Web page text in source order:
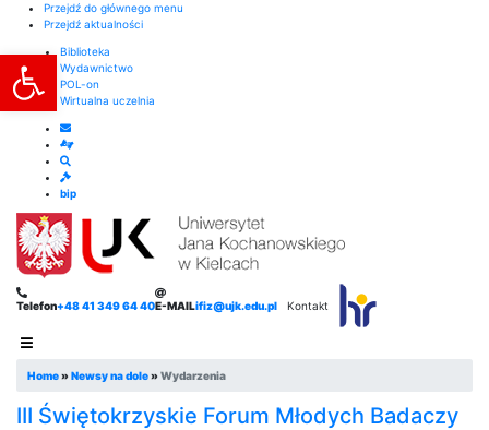
Otwórz pasek narzędzi
Przejdź do głównego menu
Przejdź aktualności
Biblioteka
Wydawnictwo
POL-on
Wirtualna uczelnia
bip
Telefon+48 41 349 64 40E-MAILifiz@ujk.edu.pl Kontakt
Home»Newsy na dole»Wydarzenia
III Świętokrzyskie Forum Młodych Badaczy